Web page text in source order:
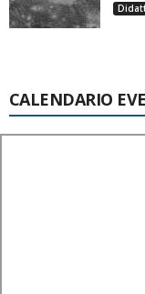
CALENDARIO